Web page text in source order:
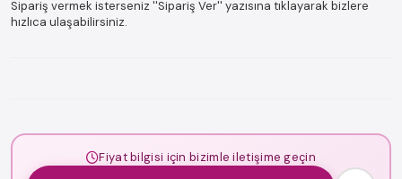
Sipariş vermek isterseniz ''Sipariş Ver'' yazısına tıklayarak bizlere
hızlıca ulaşabilirsiniz.
Fiyat bilgisi için bizimle iletişime geçin